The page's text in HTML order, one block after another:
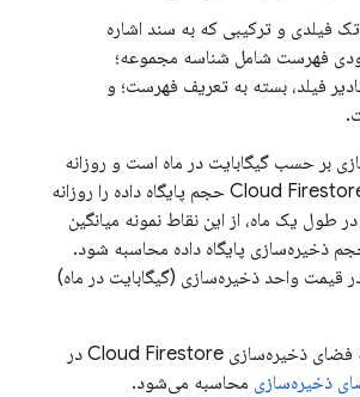
فیلدی و ترکیبی که به سند اشاره
فهرست شامل شناسه مجموعه؛
فیلد، بسته به تعریف فهرست؛ و
بر حسب گیگابایت در ماه است و روزانه
Cloud حجم پایگاه داده را روزانه
طول یک ماه، از این نقاط نمونه میانگین
ذخیره‌سازی پایگاه داده محاسبه شود.
در قیمت واحد ذخیره‌سازی (گیگابایت در ماه)
فضای ذخیره‌سازی Cloud Firestore در
ذخیره‌سازی محاسبه می‌شود.